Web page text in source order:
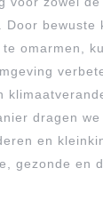
bewuste
omarmen,
dragen
en
gezonde en